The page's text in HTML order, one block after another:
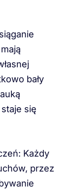
bały
się
Każdy
przez